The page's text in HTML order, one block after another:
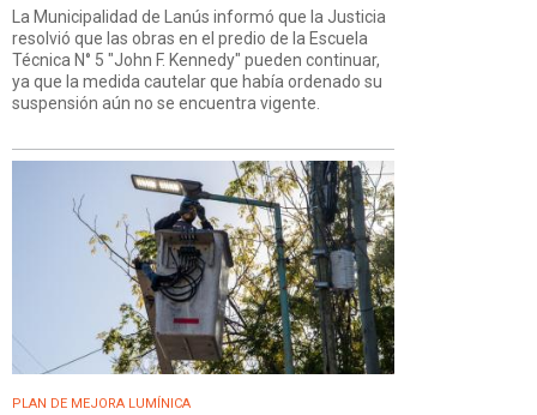
La Municipalidad de Lanús informó que la Justicia
resolvió que las obras en el predio de la Escuela
Técnica N° 5 "John F. Kennedy" pueden continuar,
ya que la medida cautelar que había ordenado su
suspensión aún no se encuentra vigente.
PLAN DE MEJORA LUMÍNICA